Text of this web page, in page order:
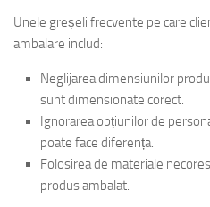
Unele greșeli frecvente pe care
ambalare includ:
Neglijarea dimensiunilor
sunt dimensionate corect.
Ignorarea opțiunilor de
poate face diferența.
Folosirea de materiale
produs ambalat.